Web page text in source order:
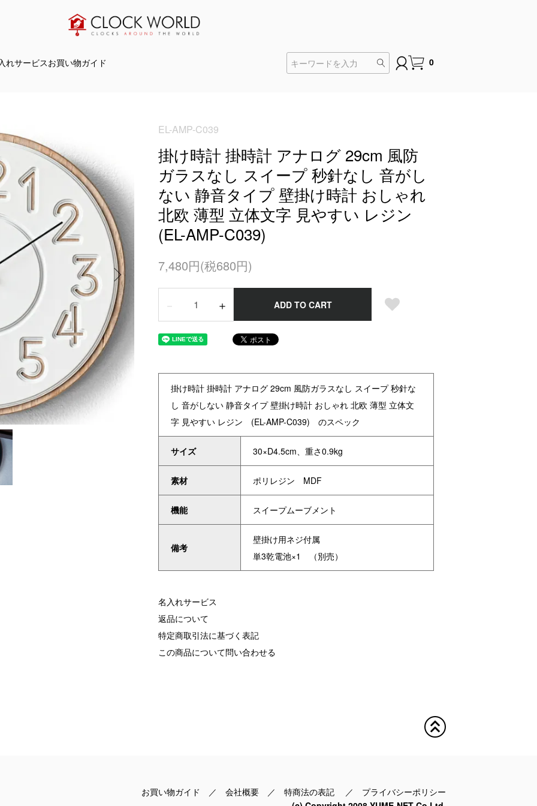
れサービスお買い物ガイド 0
EL-AMP-C039
掛け時計 掛時計 アナログ 29cm 風防
ガラスなし スイープ 秒針なし 音がし
ない 静音タイプ 壁掛け時計 おしゃれ
北欧 薄型 立体文字 見やすい レジン
(EL-AMP-C039)
7,480円(税680円)
－ ＋ ADD TO CART
掛け時計 掛時計 アナログ 29cm 風防ガラスなし スイープ 秒針な
し 音がしない 静音タイプ 壁掛け時計 おしゃれ 北欧 薄型 立体文
字 見やすい レジン (EL-AMP-C039) のスペック
サイズ 30×D4.5cm、重さ0.9kg
素材 ポリレジン MDF
機能 スイープムーブメント
備考
壁掛け用ネジ付属
単3乾電池×1 （別売）
名入れサービス
返品について
特定商取引法に基づく表記
この商品について問い合わせる
お買い物ガイド ／ 会社概要 ／ 特商法の表記 ／ プライバシーポリシー